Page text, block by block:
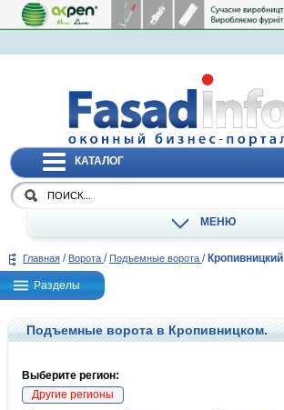
КАТАЛОГ
МЕНЮ
Главная / Ворота / Подъемные ворота / Кропивницкий
Разделы
Подъемные ворота в Кропивницком.
Выберите регион:
Другие регионы